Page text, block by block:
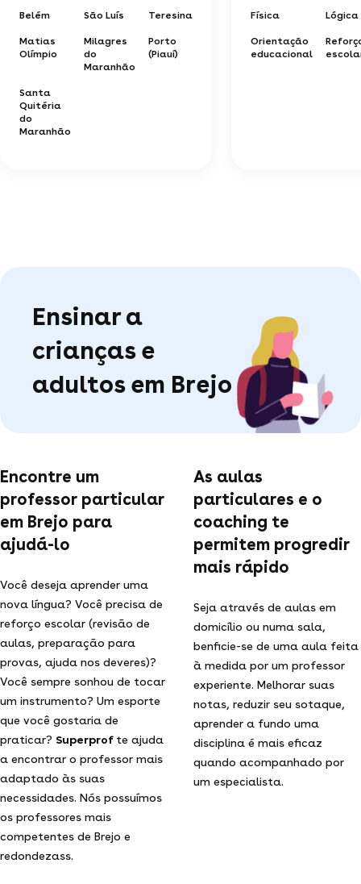
Belém São Luís Teresina
Matias
Olímpio
Milagres
do
Maranhão
Porto
(Piauí)
Santa
Quitéria
do
Maranhão
Física Lógica
Orientação
educacional
Ensinar a
crianças e
adultos em Brejo
Encontre um
professor particular
em Brejo para
ajudá-lo
Você deseja aprender uma
nova língua? Você precisa de
reforço escolar (revisão de
aulas, preparação para
provas, ajuda nos deveres)?
Você sempre sonhou de tocar
um instrumento? Um esporte
que você gostaria de
praticar? Superprof te ajuda
a encontrar o professor mais
adaptado às suas
necessidades. Nós possuímos
os professores mais
competentes de Brejo e
redondezass.
As aulas
particulares e o
coaching te
permitem progredir
mais rápido
Seja através de aulas em
domicílio ou numa sala,
benficie-se de uma aula feita
à medida por um professor
experiente. Melhorar suas
notas, reduzir seu sotaque,
aprender a fundo uma
disciplina é mais eficaz
quando acompanhado por
um especialista.